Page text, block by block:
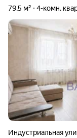
79,5 м² 4-комн.
Индустриальная